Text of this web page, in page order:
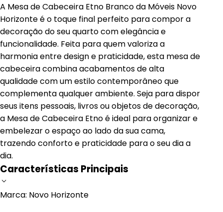
A Mesa de Cabeceira Etno Branco da Móveis Novo
Horizonte é o toque final perfeito para compor a
decoração do seu quarto com elegância e
funcionalidade. Feita para quem valoriza a
harmonia entre design e praticidade, esta mesa de
cabeceira combina acabamentos de alta
qualidade com um estilo contemporâneo que
complementa qualquer ambiente. Seja para dispor
seus itens pessoais, livros ou objetos de decoração,
a Mesa de Cabeceira Etno é ideal para organizar e
embelezar o espaço ao lado da sua cama,
trazendo conforto e praticidade para o seu dia a
dia.
Características Principais
Marca: Novo Horizonte